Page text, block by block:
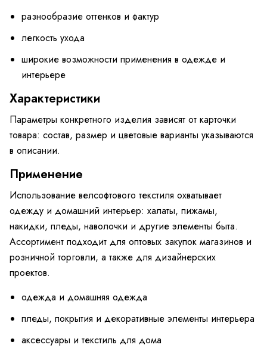
разнообразие оттенков и фактур
легкость ухода
широкие возможности применения в одежде и
интерьере
Характеристики
Параметры конкретного изделия зависят от карточки
товара: состав, размер и цветовые варианты указываются
в описании.
Применение
Использование велсофтового текстиля охватывает
одежду и домашний интерьер: халаты, пижамы,
накидки, пледы, наволочки и другие элементы быта.
Ассортимент подходит для оптовых закупок магазинов и
розничной торговли, а также для дизайнерских
проектов.
одежда и домашняя одежда
пледы, покрытия и декоративные элементы интерьера
аксессуары и текстиль для дома